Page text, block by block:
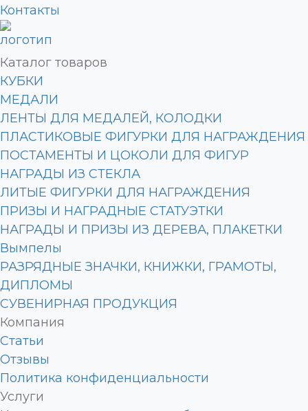
Контакты
Каталог товаров
КУБКИ
МЕДАЛИ
ЛЕНТЫ ДЛЯ МЕДАЛЕЙ, КОЛОДКИ
ПЛАСТИКОВЫЕ ФИГУРКИ ДЛЯ НАГРАЖДЕНИЯ
ПОСТАМЕНТЫ И ЦОКОЛИ ДЛЯ ФИГУР
НАГРАДЫ ИЗ СТЕКЛА
ЛИТЫЕ ФИГУРКИ ДЛЯ НАГРАЖДЕНИЯ
ПРИЗЫ И НАГРАДНЫЕ СТАТУЭТКИ
НАГРАДЫ И ПРИЗЫ ИЗ ДЕРЕВА, ПЛАКЕТКИ
Вымпелы
РАЗРЯДНЫЕ ЗНАЧКИ, КНИЖКИ, ГРАМОТЫ,
ДИПЛОМЫ
СУВЕНИРНАЯ ПРОДУКЦИЯ
Компания
Статьи
Отзывы
Политика конфиденциальности
Услуги